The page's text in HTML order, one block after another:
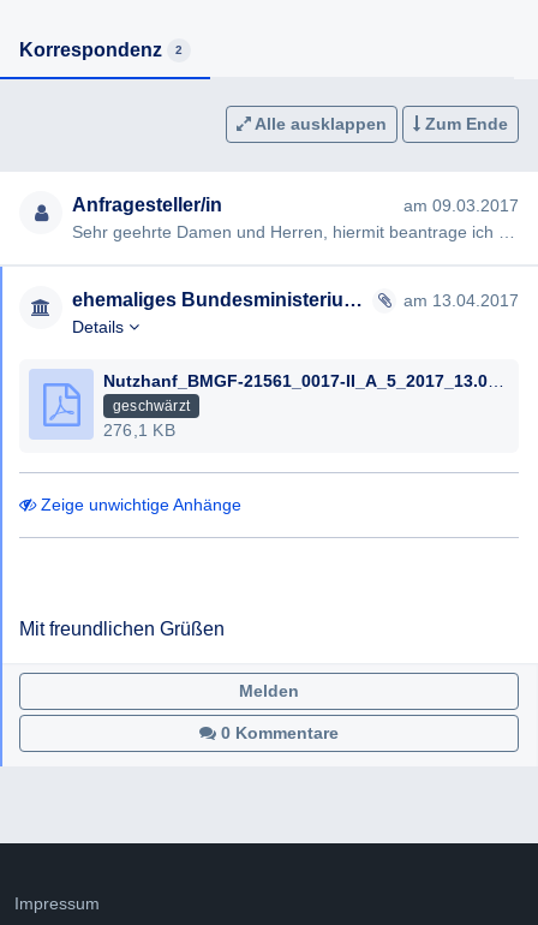
unter gewissen Voraussetzungen möglich (z.B. für
Gewerbeberechtigung, Giftschein, Genehmigungen, etc..) -
Ich möchte somit weder Extrakte (Kosmetika oder CBD) aus
Nutzhanf herstellen noch verkaufen, da ich über diese
davon)
an Firmen, welche über die Voraussetzungen verfügen,
damit weiterzuarbeiten (z.B. CBD- und
Kontakt, vor allem außerhalb Österreichs (EU und
Schweiz), wo dies die gesetzlichen Auflagen zulassen.
dürfen,vor allem außerhalb Österreichs - grundsätzlich
möglich und unbedenklich? (vorausgesetzt die Rohstoffe
sind natürlich unter den geforderten EU Grenzwerten von
0,2% THC/THCA bereits vor und nach Homogenisierung
durch Zerkleinerung und mechanischer Durchmischung des
Korrespondenz 2
Alle ausklappen Zum Ende
Anfragesteller/in
am 09.03.2017
ehemaliges Bundesministerium für Gesundheit
am 13.04.2017
Details
geschwärzt
276,1 KB
Zeige unwichtige Anhänge
Mit freundlichen Grüßen
0 Kommentare
Melden
Impressum